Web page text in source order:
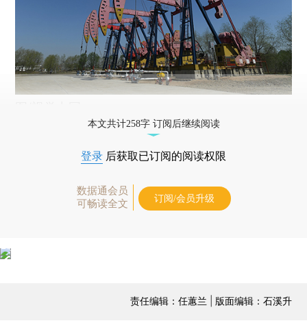
本文共计258字 订阅后继续阅读
登录 后获取已订阅的阅读权限
数据通会员
可畅读全文
订阅/会员升级
责任编辑：任蕙兰 | 版面编辑：石溪升